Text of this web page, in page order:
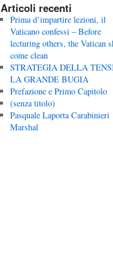
Articoli recenti
Prima d’impartire lezioni, il
Vaticano confessi – Before
lecturing others, the Vatican
come clean
STRATEGIA DELLA
LA GRANDE BUGIA
Prefazione e Primo Capitolo
(senza titolo)
Pasquale Laporta Carabinieri
Marshal